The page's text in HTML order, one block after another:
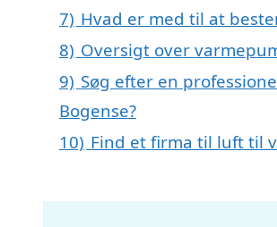
7) Hvad er med til at
8) Oversigt over
9) Søg efter en
Bogense?
10) Find et firma til luft til